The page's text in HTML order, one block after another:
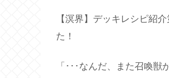
【溟界】デッキレシピ紹
た！
「･･･なんだ、また召喚